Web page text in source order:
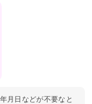
月日などが不要なと